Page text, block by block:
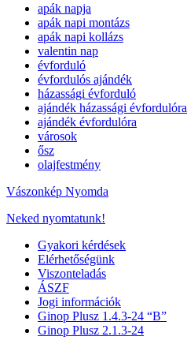
apák napja
apák napi montázs
apák napi kollázs
valentin nap
évforduló
évfordulós ajándék
házassági évforduló
ajándék házassági évfordulóra
ajándék évfordulóra
városok
ősz
olajfestmény
Vászonkép Nyomda
Neked nyomtatunk!
Gyakori kérdések
Elérhetőségünk
Viszonteladás
ÁSZF
Jogi információk
Ginop Plusz 1.4.3-24 “B”
Ginop Plusz 2.1.3-24